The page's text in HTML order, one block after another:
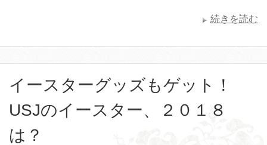
続きを読む
イースターグッズもゲット！
USJのイースター、２０１８
は？